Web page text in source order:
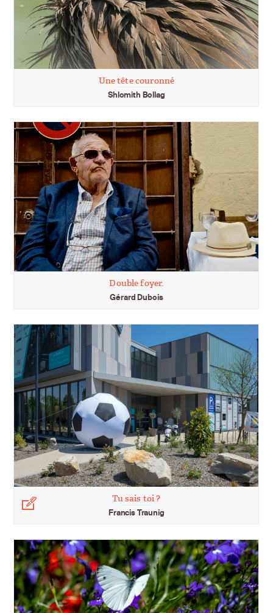
Une tête couronné
Shlomith Bollag
Double foyer.
Gérard Dubois
Tu sais toi ?
Francis Traunig